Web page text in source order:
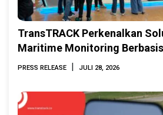
TransTRACK Perkenalkan
Maritime Monitoring
INAMARINE 2026
PRESS RELEASE | JULI 28, 2026